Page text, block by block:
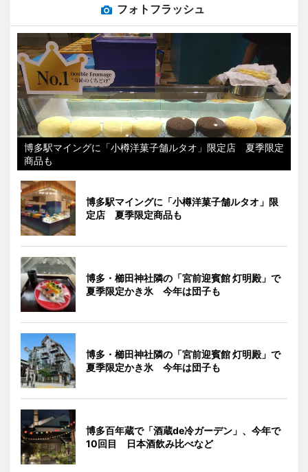
フォトフラッシュ
博多駅マイングに「小樽洋菓子舗ルタオ」限定店 夏季限定
商品も
博多駅マイングに「小樽洋菓子舗ルタオ」限
定店 夏季限定商品も
博多・櫛田神社隣の「宮前迎賓館 灯明殿」で
夏季限定かき氷 今年は団子も
博多・櫛田神社隣の「宮前迎賓館 灯明殿」で
夏季限定かき氷 今年は団子も
博多百年蔵で「酒蔵de冷ガーデン」、今年で
10回目 日本酒飲み比べなど